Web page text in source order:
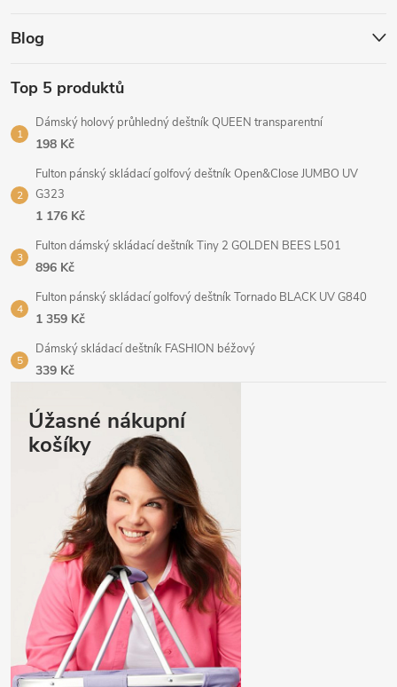
Blog
Top 5 produktů
Dámský holový průhledný deštník QUEEN transparentní
198 Kč
Fulton pánský skládací golfový deštník Open&Close JUMBO UV
G323
1 176 Kč
Fulton dámský skládací deštník Tiny 2 GOLDEN BEES L501
896 Kč
Fulton pánský skládací golfový deštník Tornado BLACK UV G840
1 359 Kč
Dámský skládací deštník FASHION béžový
339 Kč
Úžasné nákupní
košíky